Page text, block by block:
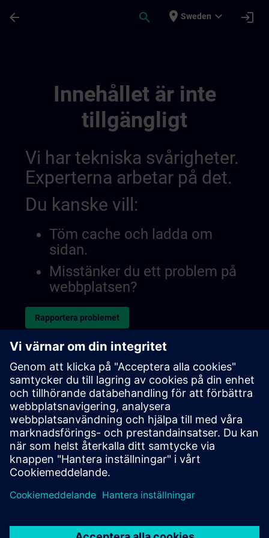
arrow_back search place Sweden expand_more login
Innehållet är inte
tillgängligt
Vi har tekniska svårigheter.
Experterna arbetar på det.
Du kanske vill:
Töm cache och ladda om
sidan.
Misstänker du ett problem på
webbplatsen?
Rapportera problemet